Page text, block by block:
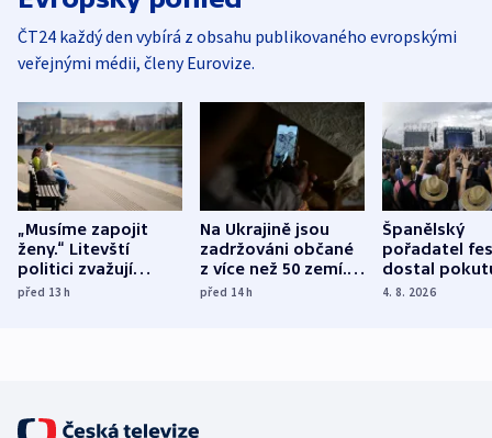
ČT24 každý den vybírá z obsahu publikovaného evropskými
veřejnými médii, členy Eurovize.
„Musíme zapojit
ženy.“ Litevští
politici zvažují
dohodu o
před 13h
Na Ukrajině jsou
zadržováni občané
z více než 50 zemí.
Bojovali na straně
před 14h
Španělský
pořadatel
dostal
nekalé
4. 8. 2026